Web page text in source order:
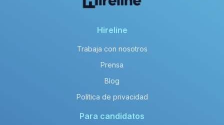
Hireline
Trabaja con nosotros
Prensa
Blog
Política de privacidad
Para candidatos